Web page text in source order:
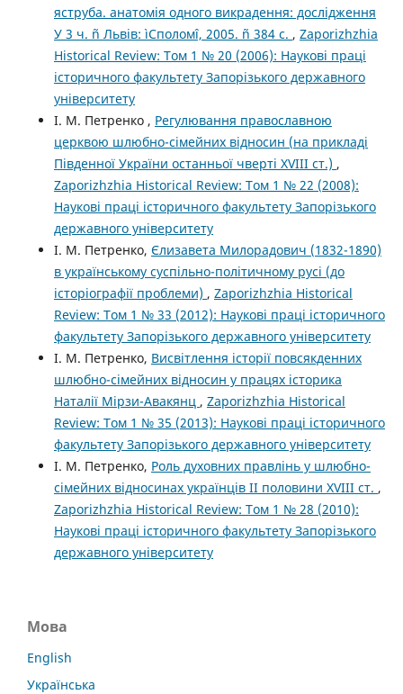
яструба. анатомія одного викрадення: дослідження
У 3 ч. ñ Львів: ìСполомî, 2005. ñ 384 с. , Zaporizhzhia
Historical Review: Том 1 № 20 (2006): Наукові праці
історичного факультету Запорізького державного
університету
І. М. Петренко , Регулювання православною
церквою шлюбно-сімейних відносин (на прикладі
Південної України останньої чверті XVIII ст.) ,
Zaporizhzhia Historical Review: Том 1 № 22 (2008):
Наукові праці історичного факультету Запорізького
державного університету
І. М. Петренко, Єлизавета Милорадович (1832-1890)
в українському суспільно-політичному русі (до
історіографії проблеми) , Zaporizhzhia Historical
Review: Том 1 № 33 (2012): Наукові праці історичного
факультету Запорізького державного університету
І. М. Петренко, Висвітлення історії повсякденних
шлюбно-сімейних відносин у працях історика
Наталії Мірзи-Авакянц , Zaporizhzhia Historical
Review: Том 1 № 35 (2013): Наукові праці історичного
факультету Запорізького державного університету
І. М. Петренко, Роль духовних правлінь у шлюбно-
сімейних відносинах українців ІІ половини XVIII ст. ,
Zaporizhzhia Historical Review: Том 1 № 28 (2010):
Наукові праці історичного факультету Запорізького
державного університету
Мова
English
Українська